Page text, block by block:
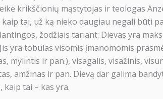
krikščionių mąstytojas ir teologas
tai, už ką nieko daugiau negali būti
žodžiais tariant: Dievas yra
yra tobulas visomis įmanomomis
mylintis ir pan.), visagalis, visažinis,
amžinas ir pan. Dievą dar galima
tai – kas yra.